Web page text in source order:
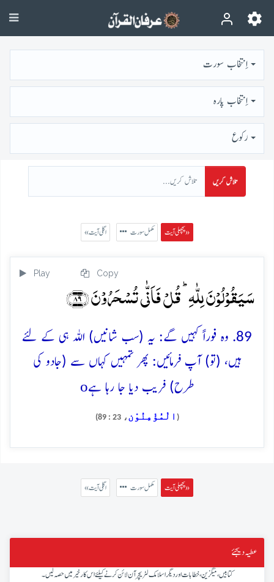
اِنتخاب سورت
اِنتخاب پارہ
رُكوع
تلاش کریں
پچھلی آیت » مکمل سورت « اگلی آیت
Play Copy
سَیَقُوۡلُوۡنَ لِلّٰہِ ؕ قُلۡ فَاَنّٰی تُسۡحَرُوۡنَ ﴿۸۹﴾
89. وہ فوراً کہیں گے: یہ (سب شانیں) اللہ ہی کے لئے
ہیں، (تو) آپ فرمائیں: پھر تمہیں کہاں سے (جادو کی
طرح) فریب دیا جا رہا ہےo
( الْمُؤْمِنُوْن ، 23 : 89)
پچھلی آیت » مکمل سورت « اگلی آیت
عطیہ دیجئے
کتابیں، میگزین، خطابات اور دیگر اسلامک لٹریچر آن لائن کرنے کیلئے اس کار خیر میں حصہ لیں۔